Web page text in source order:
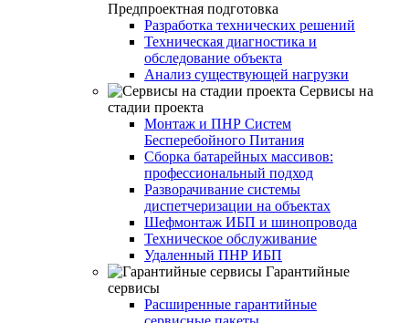
Предпроектная подготовка
Разработка технических решений
Техническая диагностика и
обследование объекта
Анализ существующей нагрузки
Сервисы на
стадии проекта
Монтаж и ПНР Систем
Бесперебойного Питания
Сборка батарейных массивов:
профессиональный подход
Разворачивание системы
диспетчеризации на объектах
Шефмонтаж ИБП и шинопровода
Техническое обслуживание
Удаленный ПНР ИБП
Гарантийные
сервисы
Расширенные гарантийные